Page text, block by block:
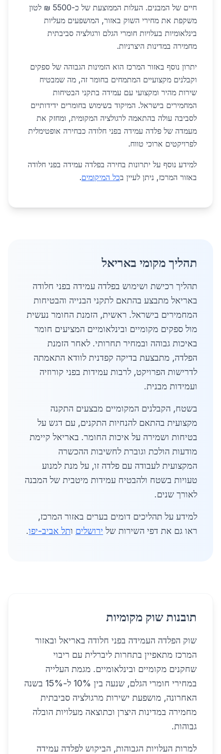
חיים של המבנים. העלות הממוצעת של כ-5500 ₪ לטון
משקפת את מחירי השוק באזור, המושפעים מעליות
בינלאומיות בעלויות חומרי הגלם ורגולציה סביבתית
מחמירה במדינות היצרניות.
יתרון נוסף באזור המרכז הוא הזמינות הגבוהה של ספקים
וקבלנים מקצועיים המתמחים בחומר זה, מה שמבטיח
שירות מהיר ומקצועי עם עמידה בתקני הבטיחות
המחמירים בישראל. המיקוד בשימוש בחומרים ידידותיים
לסביבה עולה בהתאמה לרגולציה המקומית, ומחזק את
מעמדה של פלדה עמידה בפני חלודה כבחירה אופטימלית
לפרויקטים ארוכי טווח.
למידע נוסף על יתרונות בחירה בפלדה עמידה בפני חלודה
באזור המרכז, ניתן לעיין בכל המיקומים.
תהליך מקומי באריאל
תהליך רכישת ושימוש בפלדה עמידה בפני חלודה
באריאל מתבצע בהתאם לתקני הבנייה והבטיחות
המחמירים בישראל. ראשית, הזמנת החומר נעשית
מול ספקים מקומיים ובינלאומיים המציעים חומר
באיכות גבוהה ובמחיר תחרותי. לאחר הזמנת
הפלדה, מתבצעת בדיקה קפדנית לוודא התאמתה
לדרישות הפרויקט, לרבות עמידות בפני קורוזיה
ועמידות מבנית.
בשטח, הקבלנים המקומיים מבצעים התקנה
מקצועית בהתאם להנחיות התקנים, עם דגש על
בטיחות ושמירה על איכות החומר. באריאל קיימת
מודעות הולכת וגוברת לחשיבות ההכשרה
המקצועית לעבודה עם פלדה זו, על מנת למנוע
טעויות בשטח ולהבטיח עמידות מיטבית של המבנה
לאורך שנים.
למידע על תהליכים דומים בערים באזור המרכז,
ראו גם את דפי השירות של ירושלים ותל אביב-יפו.
תובנות שוק מקומיות
שוק הפלדה העמידה בפני חלודה באריאל ובאזור
המרכז מתאפיין בתחרות ליברלית עם ריבוי
שחקנים מקומיים ובינלאומיים. מגמת העלייה
במחירי חומרי הגלם, שנעה בין 10% ל-15% בשנה
האחרונה, מושפעת ישירות מרגולציה סביבתית
מחמירה במדינות היצרן וכתוצאה מעלויות הובלה
גבוהות.
למרות העלויות הגבוהות, הביקוש לפלדה עמידה